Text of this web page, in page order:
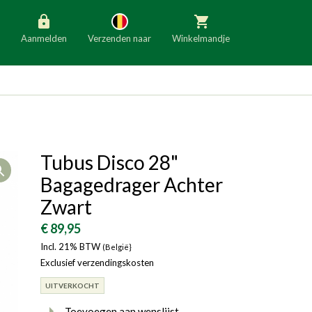
Aanmelden Verzenden naar
Slovenië Italië
Denemarken
Bulgarije
Winkelmandje
Open
Tubus Disco 28"
Bagagedrager Achter
Zwart
€ 89,95
Incl. 21% BTW (België}
Exclusief verzendingskosten
UITVERKOCHT